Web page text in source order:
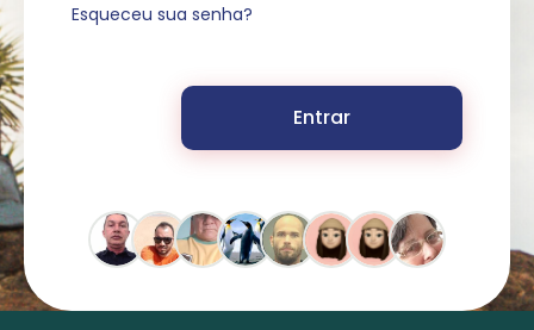
Esqueceu sua senha?
Entrar